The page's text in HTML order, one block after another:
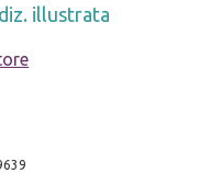
illustrata